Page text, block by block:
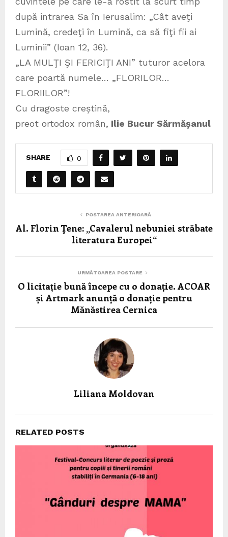
după intrarea Sa în Ierusalim: „Cât aveţi
Lumină, credeţi în Lumină, ca să fiţi fii ai
Luminii” (Ioan 12, 36).
„LA MULŢI ŞI FERICIŢI ANI” tuturor acelora
care poartă numele… „FLORILOR…
FLORIILOR”!
Cu dragoste creștină,
preot ortodox român, Ilie Bucur Sărmășanul
SHARE 0
POSTAREA ANTERIOARĂ
Al. Florin Ţene: „Cavalerul nebuniei străbate
literatura Europei“
URMĂTOAREA POSTARE
O licitație bună începe cu o donație. ACOAR
și Artmark anunță o donație pentru
Mănăstirea Cernica
Liliana Moldovan
RELATED POSTS